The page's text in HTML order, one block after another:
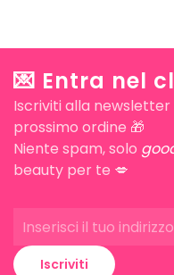
💌 Entra nel
Iscriviti alla
prossimo ordine 🎁
Niente spam, solo
beauty per te 💋
Iscriviti